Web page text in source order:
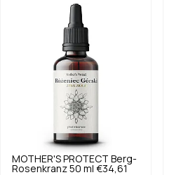
MOTHER'S PROTECT Berg-
Rosenkranz 50 ml €34,61